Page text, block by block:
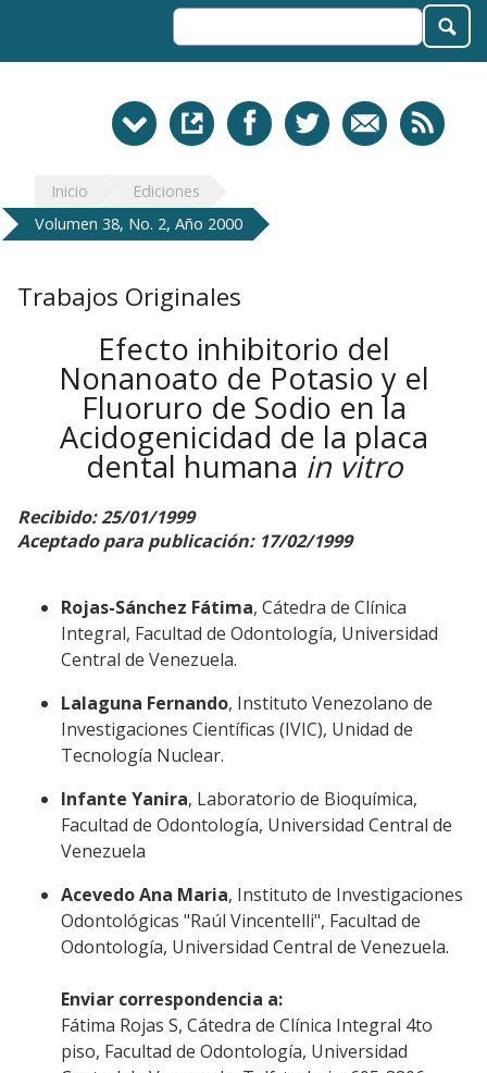
Inicio
Ediciones
Volumen 38, No. 2, Año 2000
Trabajos Originales
Efecto inhibitorio del
Nonanoato de Potasio y el
Fluoruro de Sodio en la
Acidogenicidad de la placa
dental humana in vitro
Recibido: 25/01/1999
Aceptado para publicación: 17/02/1999
Rojas-Sánchez Fátima, Cátedra de Clínica
Integral, Facultad de Odontología, Universidad
Central de Venezuela.
Lalaguna Fernando, Instituto Venezolano de
Investigaciones Científicas (IVIC), Unidad de
Tecnología Nuclear.
Infante Yanira, Laboratorio de Bioquímica,
Facultad de Odontología, Universidad Central de
Venezuela
Acevedo Ana Maria, Instituto de Investigaciones
Odontológicas "Raúl Vincentelli", Facultad de
Odontología, Universidad Central de Venezuela.
Enviar correspondencia a:
Fátima Rojas S, Cátedra de Clínica Integral 4to
piso, Facultad de Odontología, Universidad